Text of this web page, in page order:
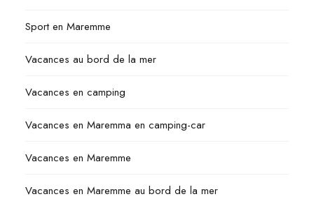
Sport en Maremme
Vacances au bord de la mer
Vacances en camping
Vacances en Maremma en camping-car
Vacances en Maremme
Vacances en Maremme au bord de la mer